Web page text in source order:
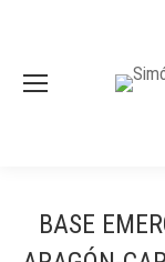
BASE